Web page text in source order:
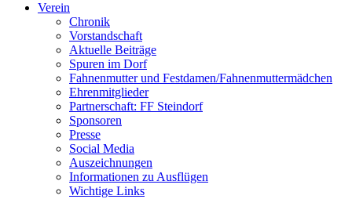
Verein
Chronik
Vorstandschaft
Aktuelle Beiträge
Spuren im Dorf
Fahnenmutter und Festdamen/Fahnenmuttermädchen
Ehrenmitglieder
Partnerschaft: FF Steindorf
Sponsoren
Presse
Social Media
Auszeichnungen
Informationen zu Ausflügen
Wichtige Links